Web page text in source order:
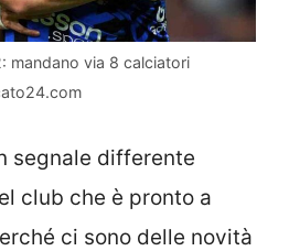
mandano via 8 calciatori
segnale differente
club che è pronto a
ci sono delle novità